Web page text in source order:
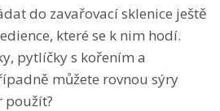
do zavařovací sklenice ještě
které se k nim hodí.
pytlíčky s kořením a
můžete rovnou sýry
použít?